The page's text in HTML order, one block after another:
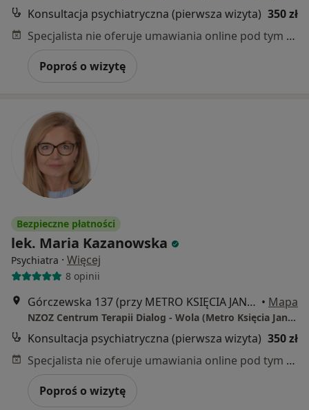
Konsultacja psychiatryczna (pierwsza wizyta) 350 zł
Specjalista nie oferuje umawiania online pod tym adresem.
Poproś o wizytę
Bezpieczne płatności
lek. Maria Kazanowska
Psychiatra · Więcej
8 opinii
Górczewska 137 (przy METRO KSIĘCIA JANUSZA), Warszawa • Mapa
NZOZ Centrum Terapii Dialog - Wola (Metro Księcia Janusza)
Konsultacja psychiatryczna (pierwsza wizyta) 350 zł
Specjalista nie oferuje umawiania online pod tym adresem.
Poproś o wizytę